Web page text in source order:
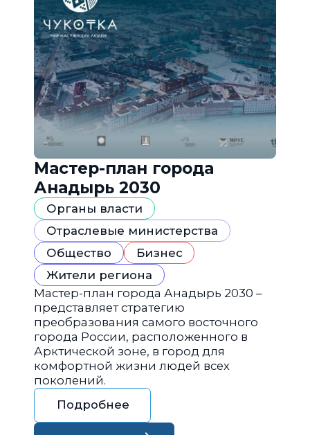
Мастер-план города
Анадырь 2030
Органы власти
Отраслевые министерства
Общество
Бизнес
Жители региона
Мастер-план города Анадырь 2030 –
представляет стратегию
преобразования самого восточного
города России, расположенного в
Арктической зоне, в город для
комфортной жизни людей всех
поколений.
Подробнее